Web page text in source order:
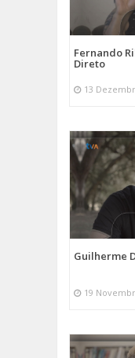
Fernando
Direto
13
Guilherme
19